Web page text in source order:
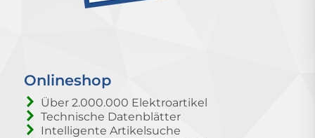
Onlineshop
Über 2.000.000 Elektroartikel
Technische Datenblätter
Intelligente Artikelsuche